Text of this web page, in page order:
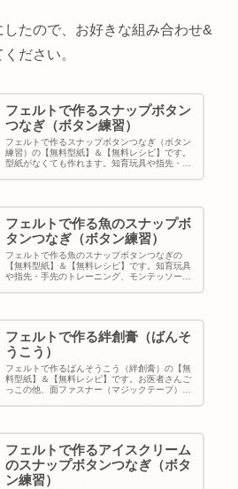
たので、お好きな組み合わせ&
ださい。
フェルトで作るスナップボタン
つなぎ（ボタン練習）
フェルトで作るスナップボタンつなぎ（ボタン
練習）の【無料型紙】＆【無料レシピ】です。
型紙がなくても作れます。知育玩具や指先・手
フェルトで作る魚のスナップボ
タンつなぎ（ボタン練習）
フェルトで作る魚のスナップボタンつなぎの
【無料型紙】＆【無料レシピ】です。知育玩具
や指先・手先のトレーニング、モンテッソーリ
フェルトで作る絆創膏（ばんそ
うこう）
フェルトで作るばんそうこう（絆創膏）の【無
料型紙】＆【無料レシピ】です。お医者さんご
っこの他、面ファスナー（マジックテープ）や
フェルトで作るアイスクリーム
のスナップボタンつなぎ（ボタ
ン練習）